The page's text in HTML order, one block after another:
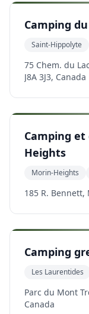
Camping
Saint-Hippolyte
75 Chem. du
J8A 3J3, Canada
Camping
Heights
Morin-Heights
185 R. Bennett,
Camping
Les Laurentides
Parc du Mont
Canada